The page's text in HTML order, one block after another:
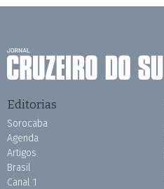
Editorias
Sorocaba
Agenda
Artigos
Brasil
Canal 1